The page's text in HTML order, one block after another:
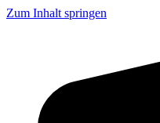
Zum Inhalt springen